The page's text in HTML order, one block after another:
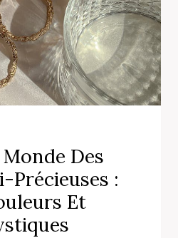
Des
Précieuses :
Et